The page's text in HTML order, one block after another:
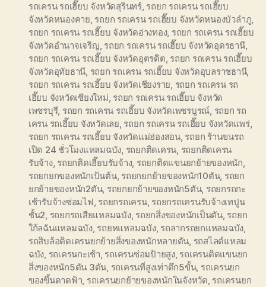
รถเครน รถเฮี๊ยบ จังหวัดสุรินทร์, รถยก รถเครน รถเฮี๊ยบ
จังหวัดหนองคาย, รถยก รถเครน รถเฮี๊ยบ จังหวัดหนองบัวลำภู,
รถยก รถเครน รถเฮี๊ยบ จังหวัดอ่างทอง, รถยก รถเครน รถเฮี๊ยบ
จังหวัดอำนาจเจริญ, รถยก รถเครน รถเฮี๊ยบ จังหวัดอุดรธานี,
รถยก รถเครน รถเฮี๊ยบ จังหวัดอุตรดิต, รถยก รถเครน รถเฮี๊ยบ
จังหวัดอุทัยธานี, รถยก รถเครน รถเฮี๊ยบ จังหวัดอุบลราชธานี,
รถยก รถเครน รถเฮี๊ยบ จังหวัดเชียงราย, รถยก รถเครน รถ
เฮี๊ยบ จังหวัดเชียงใหม่, รถยก รถเครน รถเฮี๊ยบ จังหวัด
เพชรบุรี, รถยก รถเครน รถเฮี๊ยบ จังหวัดเพชรบูรณ์, รถยก รถ
เครน รถเฮี๊ยบ จังหวัดเลย, รถยก รถเครน รถเฮี๊ยบ จังหวัดแพร่,
รถยก รถเครน รถเฮี๊ยบ จังหวัดแม่ฮ่องสอน, รถยก ร้านขนรถ
เปิด 24 ชั่วโมงแหลมฉบัง, รถยกติดเครน, รถยกติดเครน
รับจ้าง, รถยกติดเฮี๊ยบรับจ้าง, รถยกติดแขนยกย้ายของหนัก,
รถยกยกของหนักเป้นต้น, รถยกยกย้ายของหนัก10ตัน, รถยก
ยกย้ายของหนัก2ตัน, รถยกยกย้ายของหนัก5ตัน, รถยกรถกะ
เช้ารับจ้างซ่อมไฟ, รถยกรถเครน, รถยกรถเครนรับจ้างเทปูน
ชั้น2, รถยกรถเสียแหลมฉบัง, รถยกสิ่งของหนักเป็นตัน, รถยก
ใก้ลฉันแหลมฉบัง, รถยหแหลมฉบัง, รถลากรถยกแหลมฉบัง,
รถสิบล้อติดเครนยกย้ายสิ่งของหนักหลายตัน, รถสไลด์แหลม
ฉบัง, รถเครนกะเช้า, รถเครนซ่อมป้ายสูง, รถเครนติดแขนยก
สิ่งของหนัก5ตัน 3ตัน, รถเครนที่สูงเท่าตึก5ขั้น, รถเครนยก
ของขึ้นดาดฟ้า, รถเครนยกย้ายของหนักในจังหวัด, รถเครนยก